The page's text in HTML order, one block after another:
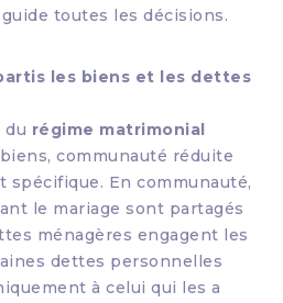
toutes les décisions.
les biens et les dettes
du régime matrimonial
communauté réduite
spécifique. En communauté,
le mariage sont partagés
ménagères engagent les
dettes personnelles
à celui qui les a